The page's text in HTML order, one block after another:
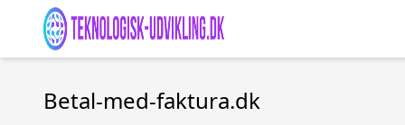
Betal-med-faktura.dk